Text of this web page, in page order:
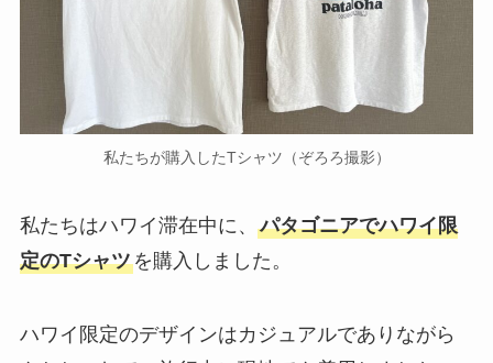
私たちが購入したTシャツ（ぞろろ撮影）
私たちはハワイ滞在中に、 パタゴニアでハワイ限
定のTシャツを購入しました。
ハワイ限定のデザインはカジュアルでありながら